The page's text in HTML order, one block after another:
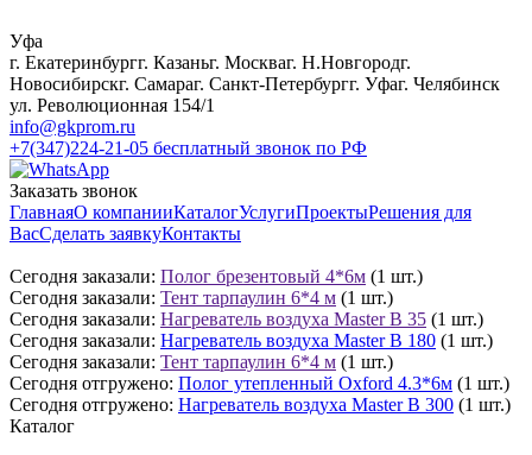
Уфа
г. Екатеринбургг. Казаньг. Москваг. Н.Новгородг.
Новосибирскг. Самараг. Санкт-Петербургг. Уфаг. Челябинск
ул. Революционная 154/1
info@gkprom.ru
+7(347)224-21-05 бесплатный звонок по РФ
Заказать звонок
ГлавнаяО компанииКаталогУслугиПроектыРешения для
ВасСделать заявкуКонтакты
Сегодня заказали: Полог брезентовый 4*6м (1 шт.)
Сегодня заказали: Тент тарпаулин 6*4 м (1 шт.)
Сегодня заказали: Нагреватель воздуха Master B 35 (1 шт.)
Сегодня заказали: Нагреватель воздуха Master B 180 (1 шт.)
Сегодня заказали: Тент тарпаулин 6*4 м (1 шт.)
Сегодня отгружено: Полог утепленный Oxford 4.3*6м (1 шт.)
Сегодня отгружено: Нагреватель воздуха Master B 300 (1 шт.)
Каталог